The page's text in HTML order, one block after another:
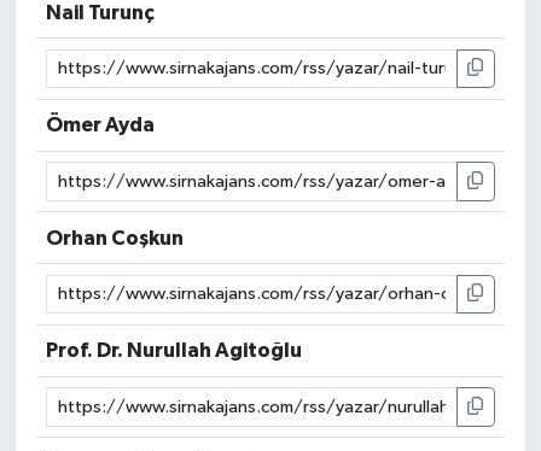
Nail Turunç
Ömer Ayda
Orhan Coşkun
Prof. Dr. Nurullah Agitoğlu